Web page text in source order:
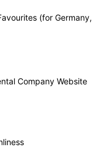
(for Germany,
Company Website